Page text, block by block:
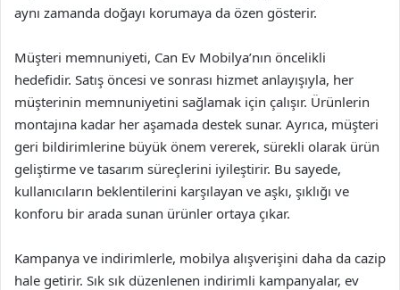
aynı zamanda doğayı korumaya da özen gösterir.
Müşteri memnuniyeti, Can Ev Mobilya’nın öncelikli
hedefidir. Satış öncesi ve sonrası hizmet anlayışıyla, her
müşterinin memnuniyetini sağlamak için çalışır. Ürünlerin
montajına kadar her aşamada destek sunar. Ayrıca, müşteri
geri bildirimlerine büyük önem vererek, sürekli olarak ürün
geliştirme ve tasarım süreçlerini iyileştirir. Bu sayede,
kullanıcıların beklentilerini karşılayan ve aşkı, şıklığı ve
konforu bir arada sunan ürünler ortaya çıkar.
Kampanya ve indirimlerle, mobilya alışverişini daha da cazip
hale getirir. Sık sık düzenlenen indirimli kampanyalar, ev